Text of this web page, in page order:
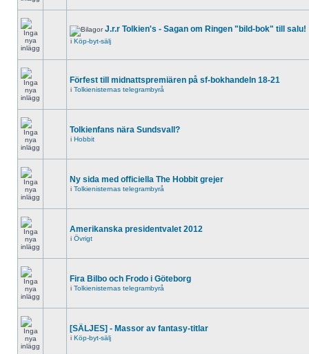
J.r.r Tolkien's - Sagan om Ringen "bild-bok" till salu!
i Köp-byt-sälj
Förfest till midnattspremiären på sf-bokhandeln 18-21
i Tolkienisternas telegrambyrå
Tolkienfans nära Sundsvall?
i Hobbit
Ny sida med officiella The Hobbit grejer
i Tolkienisternas telegrambyrå
Amerikanska presidentvalet 2012
i Övrigt
Fira Bilbo och Frodo i Göteborg
i Tolkienisternas telegrambyrå
[SÄLJES] - Massor av fantasy-titlar
i Köp-byt-sälj